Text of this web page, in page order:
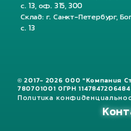
с. 13, оф. 315, 300
Склад: г. Санкт-Петербург,
с. 13
© 2017- 2026 ООО "Компания
780701001 ОГРН 1147847206484
Политика